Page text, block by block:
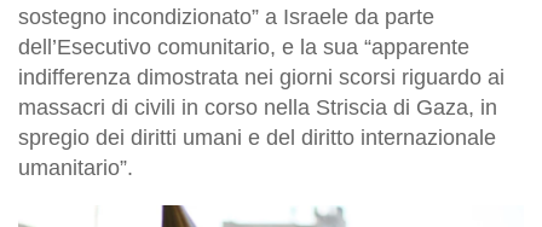
sostegno incondizionato” a Israele da parte
dell’Esecutivo comunitario, e la sua “apparente
indifferenza dimostrata nei giorni scorsi riguardo ai
massacri di civili in corso nella Striscia di Gaza, in
spregio dei diritti umani e del diritto internazionale
umanitario”.